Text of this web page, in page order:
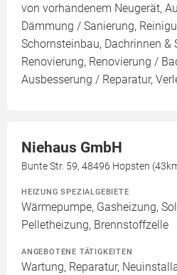
von vorhandenem Neugerät,
Dämmung / Sanierung,
Schornsteinbau, Dachrinnen &
Renovierung, Renovierung /
Ausbesserung / Reparatur,
Niehaus GmbH
Bunte Str. 59, 48496 Hopsten
HEIZUNG SPEZIALGEBIETE
Wärmepumpe, Gasheizung,
Pelletheizung, Brennstoffzelle
ANGEBOTENE TÄTIGKEITEN
Wartung, Reparatur,